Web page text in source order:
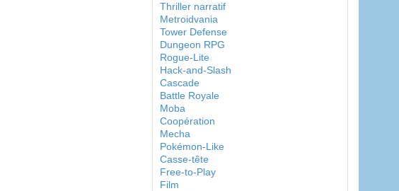
Thriller narratif
Metroidvania
Tower Defense
Dungeon RPG
Rogue-Lite
Hack-and-Slash
Cascade
Battle Royale
Moba
Coopération
Mecha
Pokémon-Like
Casse-tête
Free-to-Play
Film